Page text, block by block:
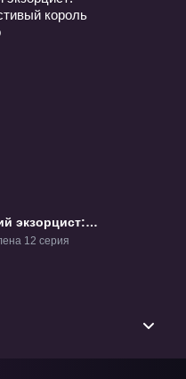
экзорцист:
король
12 серия